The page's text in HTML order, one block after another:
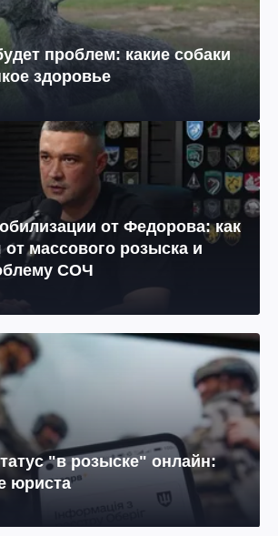
проблем: какие собаки
здоровье
от Федорова: как
от массового розыска и
СОЧ
"в розыске" онлайн:
юриста